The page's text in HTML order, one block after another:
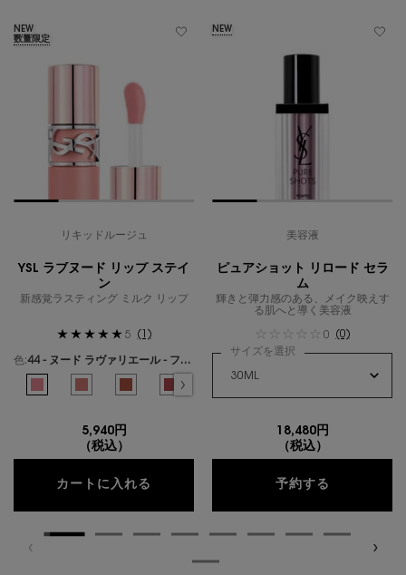
NEW
数量限定
リキッドルージュ
YSL ラブヌード リップ ステイ
ン
新感覚ラスティング ミルク リップ
5 (1)
色:
44 - ヌード ラヴァリエール - フレンチモードなミルキーピンク -
44 - ヌード ラヴァリエール - フレンチモードなミルキーピンク - のカラー
1 - アンドレスド ピンク - センシュアルなピンクヌード - のカラ
610 - ヌード チャンピオン - エッセンシャルなヌードブ
選択済み
530 - チーキー チェリー - フレッシュなチェリ
5,940円
（税込）
カートに入れる YSL ラブヌード リップ ステイン
NEW
美容液
ピュアショット リロード セラ
ム
輝きと弾力感のある、メイク映えす
る肌へと導く美容液
0
(0)
サイズを選択
18,480円
（税込）
予約する